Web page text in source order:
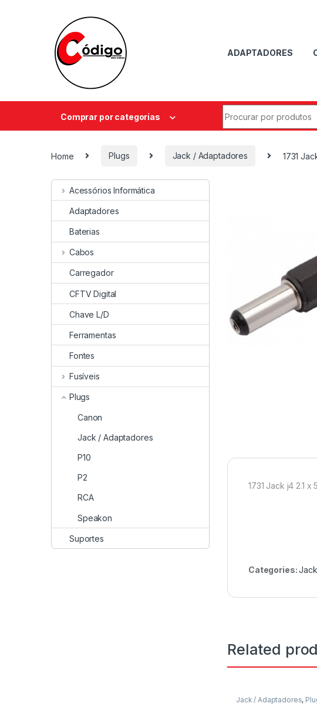
ADAPTADORES
Comprar por categorias
Home Plugs Jack / Adaptadores 1731
1731 Jack j4 2.1 x
Categories:
Related
Jack / Adaptadores,
Acessórios Informática
Adaptadores
Baterias
Cabos
Carregador
CFTV Digital
Chave L/D
Ferramentas
Fontes
Fusíveis
Plugs
Canon
Jack / Adaptadores
P10
P2
RCA
Speakon
Suportes